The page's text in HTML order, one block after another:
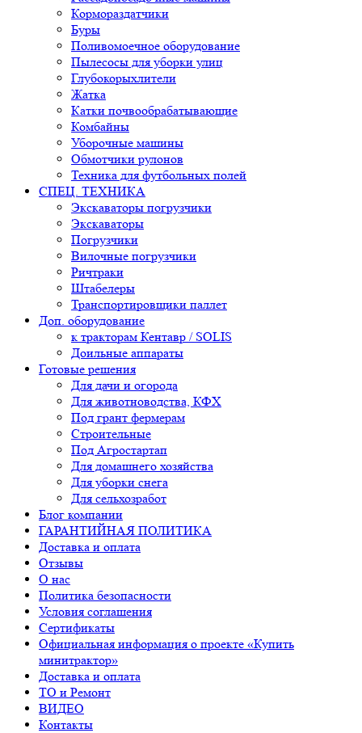
Кормораздатчики
Буры
Поливомоечное оборудование
Пылесосы для уборки улиц
Глубокорыхлители
Жатка
Катки почвообрабатывающие
Комбайны
Уборочные машины
Обмотчики рулонов
Техника для футбольных полей
СПЕЦ. ТЕХНИКА
Экскаваторы погрузчики
Экскаваторы
Погрузчики
Вилочные погрузчики
Ричтраки
Штабелеры
Транспортировщики паллет
Доп. оборудование
к тракторам Кентавр / SOLIS
Доильные аппараты
Готовые решения
Для дачи и огорода
Для животноводства, КФХ
Под грант фермерам
Строительные
Под Агростартап
Для домашнего хозяйства
Для уборки снега
Для сельхозработ
Блог компании
ГАРАНТИЙНАЯ ПОЛИТИКА
Доставка и оплата
Отзывы
О нас
Политика безопасности
Условия соглашения
Сертификаты
Официальная информация о проекте «Купить
минитрактор»
Доставка и оплата
ТО и Ремонт
ВИДЕО
Контакты